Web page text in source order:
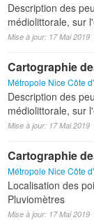
Description des
médiolittorale, sur
Mise à jour: 17 Mai 2019
Cartographie
Métropole Nice Côte
Description des
médiolittorale, sur
Mise à jour: 17 Mai 2019
Cartographie
Métropole Nice Côte
Localisation des
Pluviomètres
Mise à jour: 17 Mai 2019